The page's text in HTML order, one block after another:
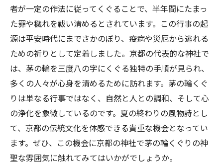
者が一定の作法に従ってくぐることで、半年間にたまっ
た罪や穢れを祓い清めるとされています。この行事の起
源は平安時代にまでさかのぼり、疫病や災厄から逃れる
ための祈りとして定着しました。京都の代表的な神社で
は、茅の輪を三度八の字にくぐる独特の手順が見られ、
多くの人々が心身を清めるために訪れます。茅の輪くぐ
りは単なる行事ではなく、自然と人との調和、そして心
の浄化を象徴しているのです。夏の終わりの風物詩とし
て、京都の伝統文化を体感できる貴重な機会となってい
ます。ぜひ、この機会に京都の神社で茅の輪くぐりの神
聖な雰囲気に触れてみてはいかがでしょうか。